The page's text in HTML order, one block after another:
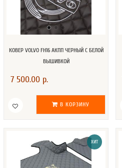
КОВЕР VOLVO FH16 АКПП ЧЕРНЫЙ С БЕЛОЙ
ВЫШИВКОЙ
7 500.00 р.
В КОРЗИНУ
ХИТ